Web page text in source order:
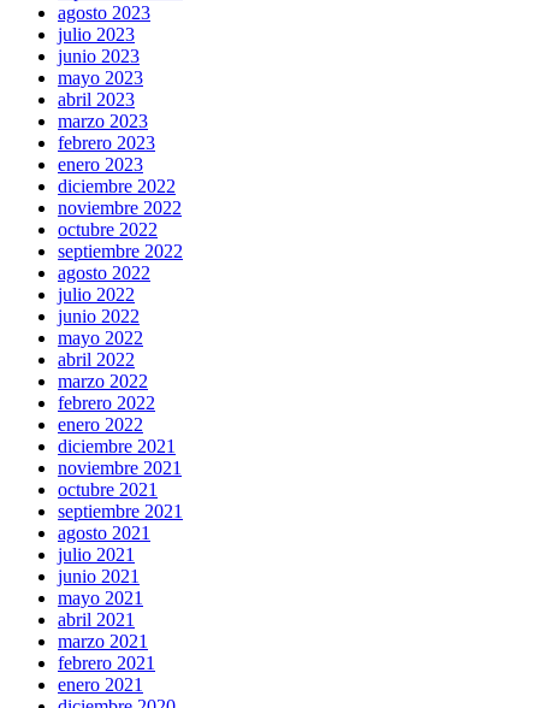
agosto 2023
julio 2023
junio 2023
mayo 2023
abril 2023
marzo 2023
febrero 2023
enero 2023
diciembre 2022
noviembre 2022
octubre 2022
septiembre 2022
agosto 2022
julio 2022
junio 2022
mayo 2022
abril 2022
marzo 2022
febrero 2022
enero 2022
diciembre 2021
noviembre 2021
octubre 2021
septiembre 2021
agosto 2021
julio 2021
junio 2021
mayo 2021
abril 2021
marzo 2021
febrero 2021
enero 2021